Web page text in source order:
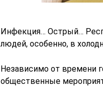
Инфекция… Острый…
людей, особенно, в
Независимо от времени
общественные